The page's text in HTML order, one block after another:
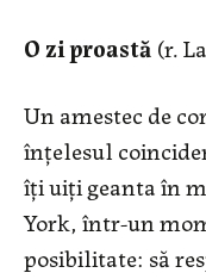
O zi proastă (r.
Un amestec de
înțelesul
îți uiți geanta în
York, într-un
posibilitate: să